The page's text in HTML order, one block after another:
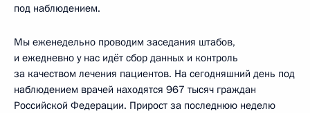
под наблюдением.
Мы еженедельно проводим заседания штабов,
и ежедневно у нас идёт сбор данных и контроль
за качеством лечения пациентов. На сегодняшний день под
наблюдением врачей находятся 967 тысяч граждан
Российской Федерации. Прирост за последнюю неделю